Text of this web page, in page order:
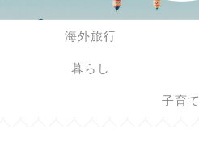
海外旅行
暮らし
子育て